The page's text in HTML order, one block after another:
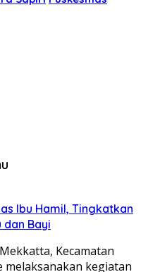
Ibu Hamil, Tingkatkan
dan Bayi
Kecamatan
melaksanakan kegiatan